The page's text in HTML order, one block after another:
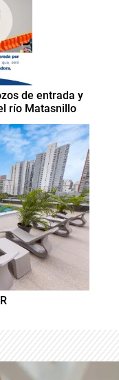
de entrada y
río Matasnillo